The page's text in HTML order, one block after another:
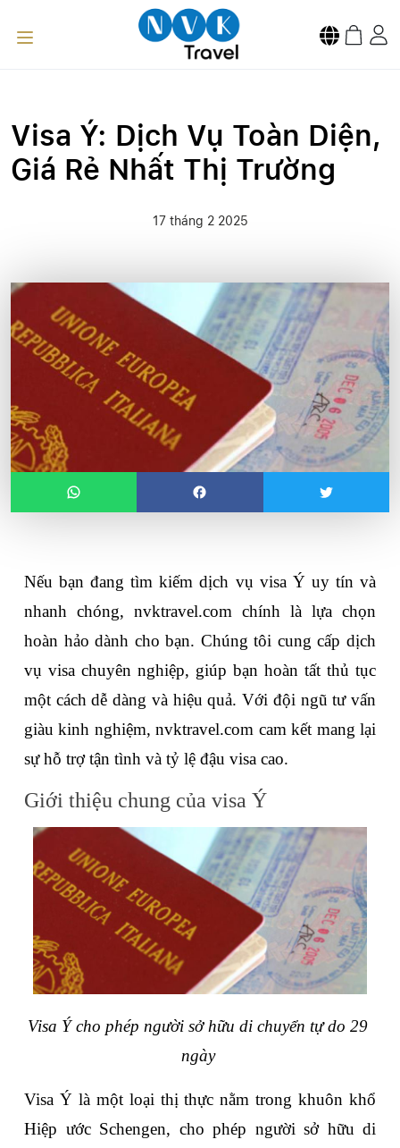
Visa Ý: Dịch Vụ Toàn Diện,
Giá Rẻ Nhất Thị Trường
17 tháng 2 2025
Nếu bạn đang tìm kiếm dịch vụ visa Ý uy tín và
nhanh chóng, nvktravel.com chính là lựa chọn
hoàn hảo dành cho bạn. Chúng tôi cung cấp dịch
vụ visa chuyên nghiệp, giúp bạn hoàn tất thủ tục
một cách dễ dàng và hiệu quả. Với đội ngũ tư vấn
giàu kinh nghiệm, nvktravel.com cam kết mang lại
sự hỗ trợ tận tình và tỷ lệ đậu visa cao.
Giới thiệu chung của visa Ý
Visa Ý cho phép người sở hữu di chuyển tự do 29
ngày
Visa Ý là một loại thị thực nằm trong khuôn khổ
Hiệp ước Schengen, cho phép người sở hữu di